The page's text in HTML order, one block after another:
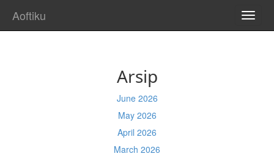
Aoftiku
Arsip
June 2026
May 2026
April 2026
March 2026